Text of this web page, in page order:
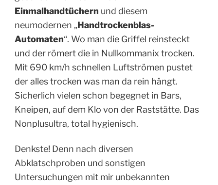
Einmalhandtüchern und diesem
neumodernen „Handtrockenblas-
Automaten“. Wo man die Griffel reinsteckt
und der römert die in Nullkommanix trocken.
Mit 690 km/h schnellen Luftströmen pustet
der alles trocken was man da rein hängt.
Sicherlich vielen schon begegnet in Bars,
Kneipen, auf dem Klo von der Raststätte. Das
Nonplusultra, total hygienisch.
Denkste! Denn nach diversen
Abklatschproben und sonstigen
Untersuchungen mit mir unbekannten